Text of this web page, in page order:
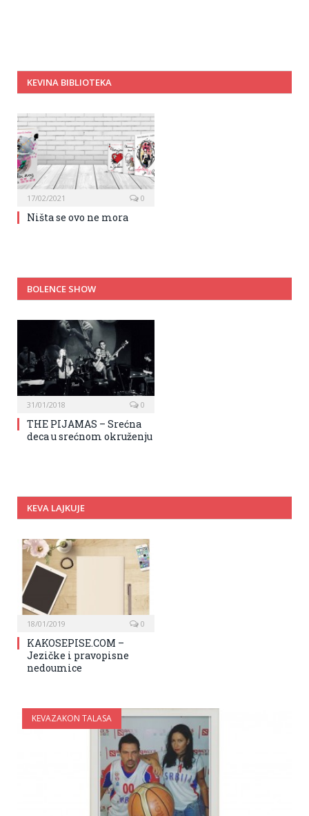
KEVINA BIBLIOTEKA
17/02/2021 0
Ništa se ovo ne mora
BOLENCE SHOW
31/01/2018 0
THE PIJAMAS – Srećna
deca u srećnom okruženju
KEVA LAJKUJE
18/01/2019 0
KAKOSEPISE.COM –
Jezičke i pravopisne
nedoumice
KEVAZAKON TALASA